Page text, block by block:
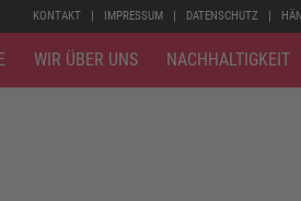
KONTAKT IMPRESSUM DATENSCHUTZ
WIR ÜBER UNS NACHHALTIGKEIT